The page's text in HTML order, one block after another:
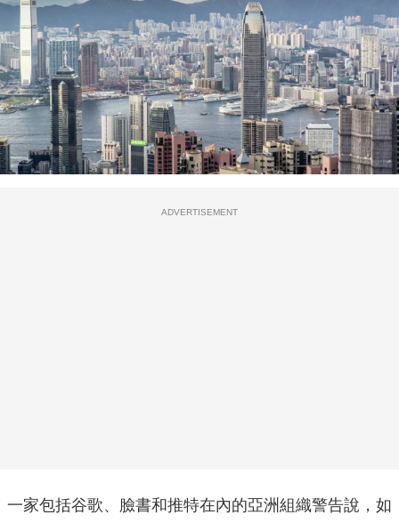
ADVERTISEMENT
一家包括谷歌、臉書和推特在內的亞洲組織警告說，如